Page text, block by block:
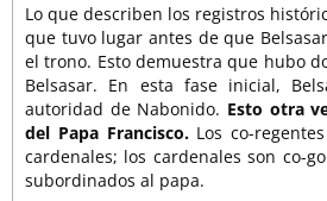
Lo que describen los registros
que tuvo lugar antes de que
el trono. Esto demuestra que hubo
Belsasar. En esta fase inicial,
autoridad de Nabonido. Esto otra
del Papa Francisco.Los co-
cardenales; los cardenales son co-
subordinados al papa.